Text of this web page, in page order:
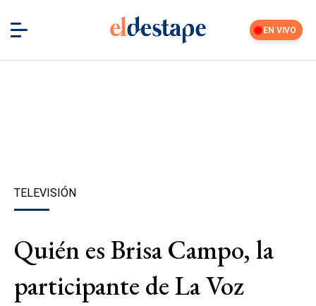
EN VIVO
TELEVISIÓN
Quién es Brisa Campo, la
participante de La Voz